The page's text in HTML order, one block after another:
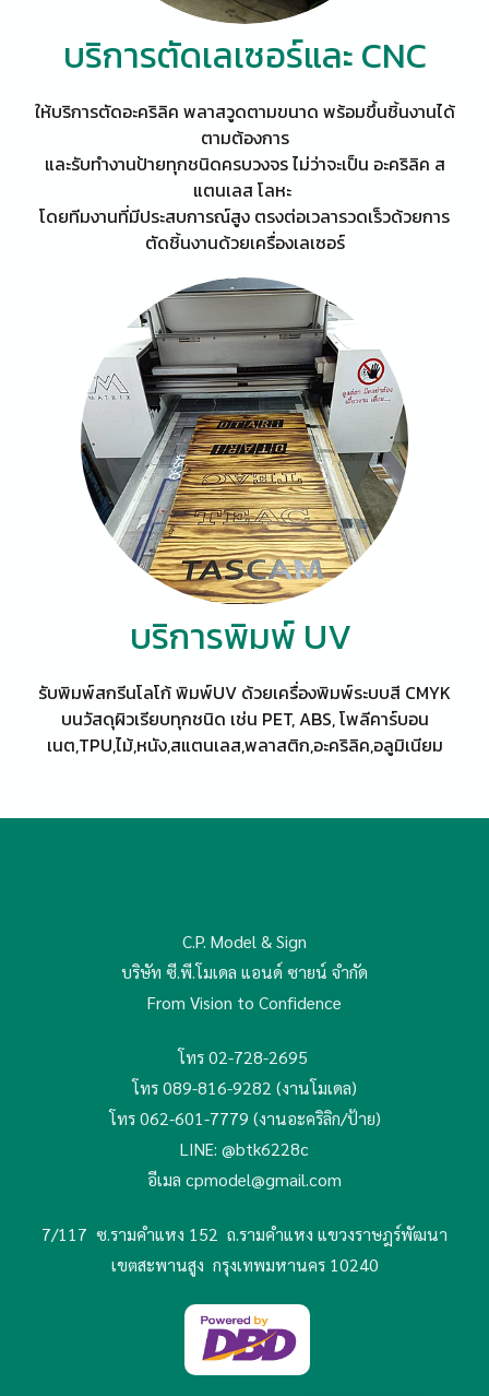
บริการตัดเลเซอร์และ CNC
ให้บริการตัดอะคริลิค พลาสวูดตามขนาด พร้อมขึ้นชิ้นงานได้
ตามต้องการ
และรับทำงานป้ายทุกชนิดครบวงจร ไม่ว่าจะเป็น อะคริลิค ส
แตนเลส โลหะ
โดยทีมงานที่มีประสบการณ์สูง ตรงต่อเวลารวดเร็วด้วยการ
ตัดชิ้นงานด้วยเครื่องเลเซอร์
บริการพิมพ์ UV
รับพิมพ์สกรีนโลโก้ พิมพ์UV ด้วยเครื่องพิมพ์ระบบสี CMYK
บนวัสดุผิวเรียบทุกชนิด เช่น PET, ABS, โพลีคาร์บอน
เนต,TPU,ไม้,หนัง,สแตนเลส,พลาสติก,อะคริลิค,อลูมิเนียม
C.P. Model & Sign
บริษัท ซี.พี.โมเดล แอนด์ ซายน์ จำกัด
From Vision to Confidence
โทร 02-728-2695
โทร 089-816-9282 (งานโมเดล)
โทร 062-601-7779 (งานอะคริลิก/ป้าย)
LINE: @btk6228c
อีเมล cpmodel@gmail.com
7/117 ซ.รามคำแหง 152 ถ.รามคำแหง แขวงราษฎร์พัฒนา
เขตสะพานสูง กรุงเทพมหานคร 10240